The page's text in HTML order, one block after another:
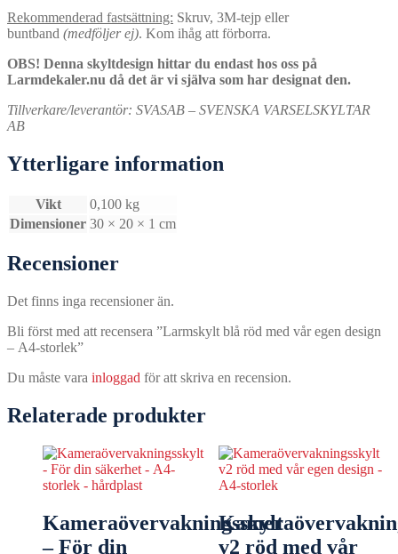
Rekommenderad fastsättning: Skruv, 3M-tejp eller
buntband (medföljer ej). Kom ihåg att förborra.
OBS! Denna skyltdesign hittar du endast hos oss på
Larmdekaler.nu då det är vi själva som har designat den.
Tillverkare/leverantör: SVASAB – SVENSKA VARSELSKYLTAR
AB
Ytterligare information
Vikt
0,100 kg
Dimensioner 30 × 20 × 1 cm
Recensioner
Det finns inga recensioner än.
Bli först med att recensera ”Larmskylt blå röd med vår egen design
– A4-storlek”
Du måste vara inloggad för att skriva en recension.
Relaterade produkter
Kameraövervakningsskylt
– För din
v2 röd med vår